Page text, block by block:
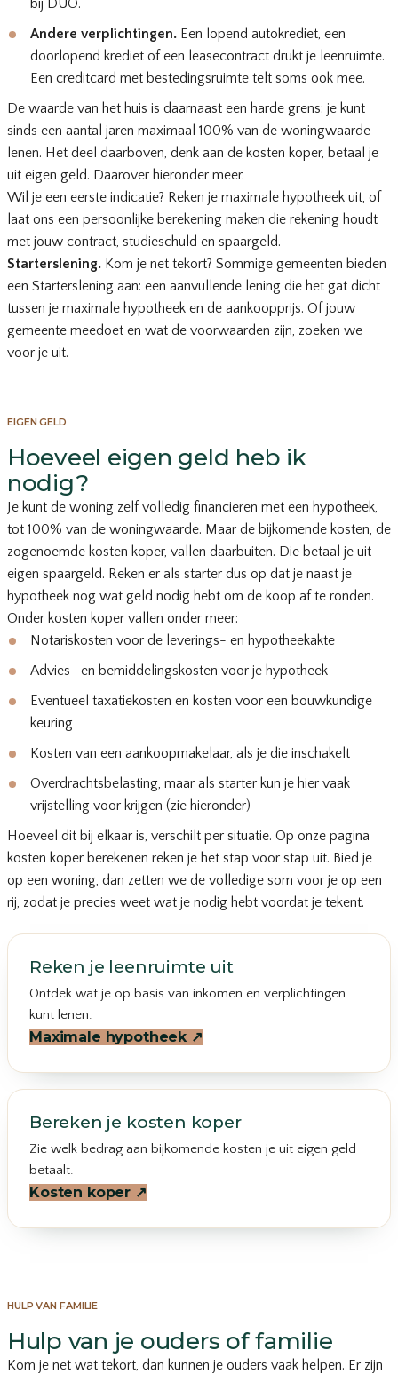
bij DUO.
Andere verplichtingen. Een lopend autokrediet, een
doorlopend krediet of een leasecontract drukt je leenruimte.
Een creditcard met bestedingsruimte telt soms ook mee.
De waarde van het huis is daarnaast een harde grens: je kunt
sinds een aantal jaren maximaal 100% van de woningwaarde
lenen. Het deel daarboven, denk aan de kosten koper, betaal je
uit eigen geld. Daarover hieronder meer.
Wil je een eerste indicatie? Reken je maximale hypotheek uit, of
laat ons een persoonlijke berekening maken die rekening houdt
met jouw contract, studieschuld en spaargeld.
Starterslening. Kom je net tekort? Sommige gemeenten bieden
een Starterslening aan: een aanvullende lening die het gat dicht
tussen je maximale hypotheek en de aankoopprijs. Of jouw
gemeente meedoet en wat de voorwaarden zijn, zoeken we
voor je uit.
EIGEN GELD
Hoeveel eigen geld heb ik
nodig?
Je kunt de woning zelf volledig financieren met een hypotheek,
tot 100% van de woningwaarde. Maar de bijkomende kosten, de
zogenoemde kosten koper, vallen daarbuiten. Die betaal je uit
eigen spaargeld. Reken er als starter dus op dat je naast je
hypotheek nog wat geld nodig hebt om de koop af te ronden.
Onder kosten koper vallen onder meer:
Notariskosten voor de leverings- en hypotheekakte
Advies- en bemiddelingskosten voor je hypotheek
Eventueel taxatiekosten en kosten voor een bouwkundige
keuring
Kosten van een aankoopmakelaar, als je die inschakelt
Overdrachtsbelasting, maar als starter kun je hier vaak
vrijstelling voor krijgen (zie hieronder)
Hoeveel dit bij elkaar is, verschilt per situatie. Op onze pagina
kosten koper berekenen reken je het stap voor stap uit. Bied je
op een woning, dan zetten we de volledige som voor je op een
rij, zodat je precies weet wat je nodig hebt voordat je tekent.
Reken je leenruimte uit
Ontdek wat je op basis van inkomen en verplichtingen
kunt lenen.
Maximale hypotheek ↗
Bereken je kosten koper
Zie welk bedrag aan bijkomende kosten je uit eigen geld
betaalt.
Kosten koper ↗
HULP VAN FAMILIE
Hulp van je ouders of familie
Kom je net wat tekort, dan kunnen je ouders vaak helpen. Er zijn